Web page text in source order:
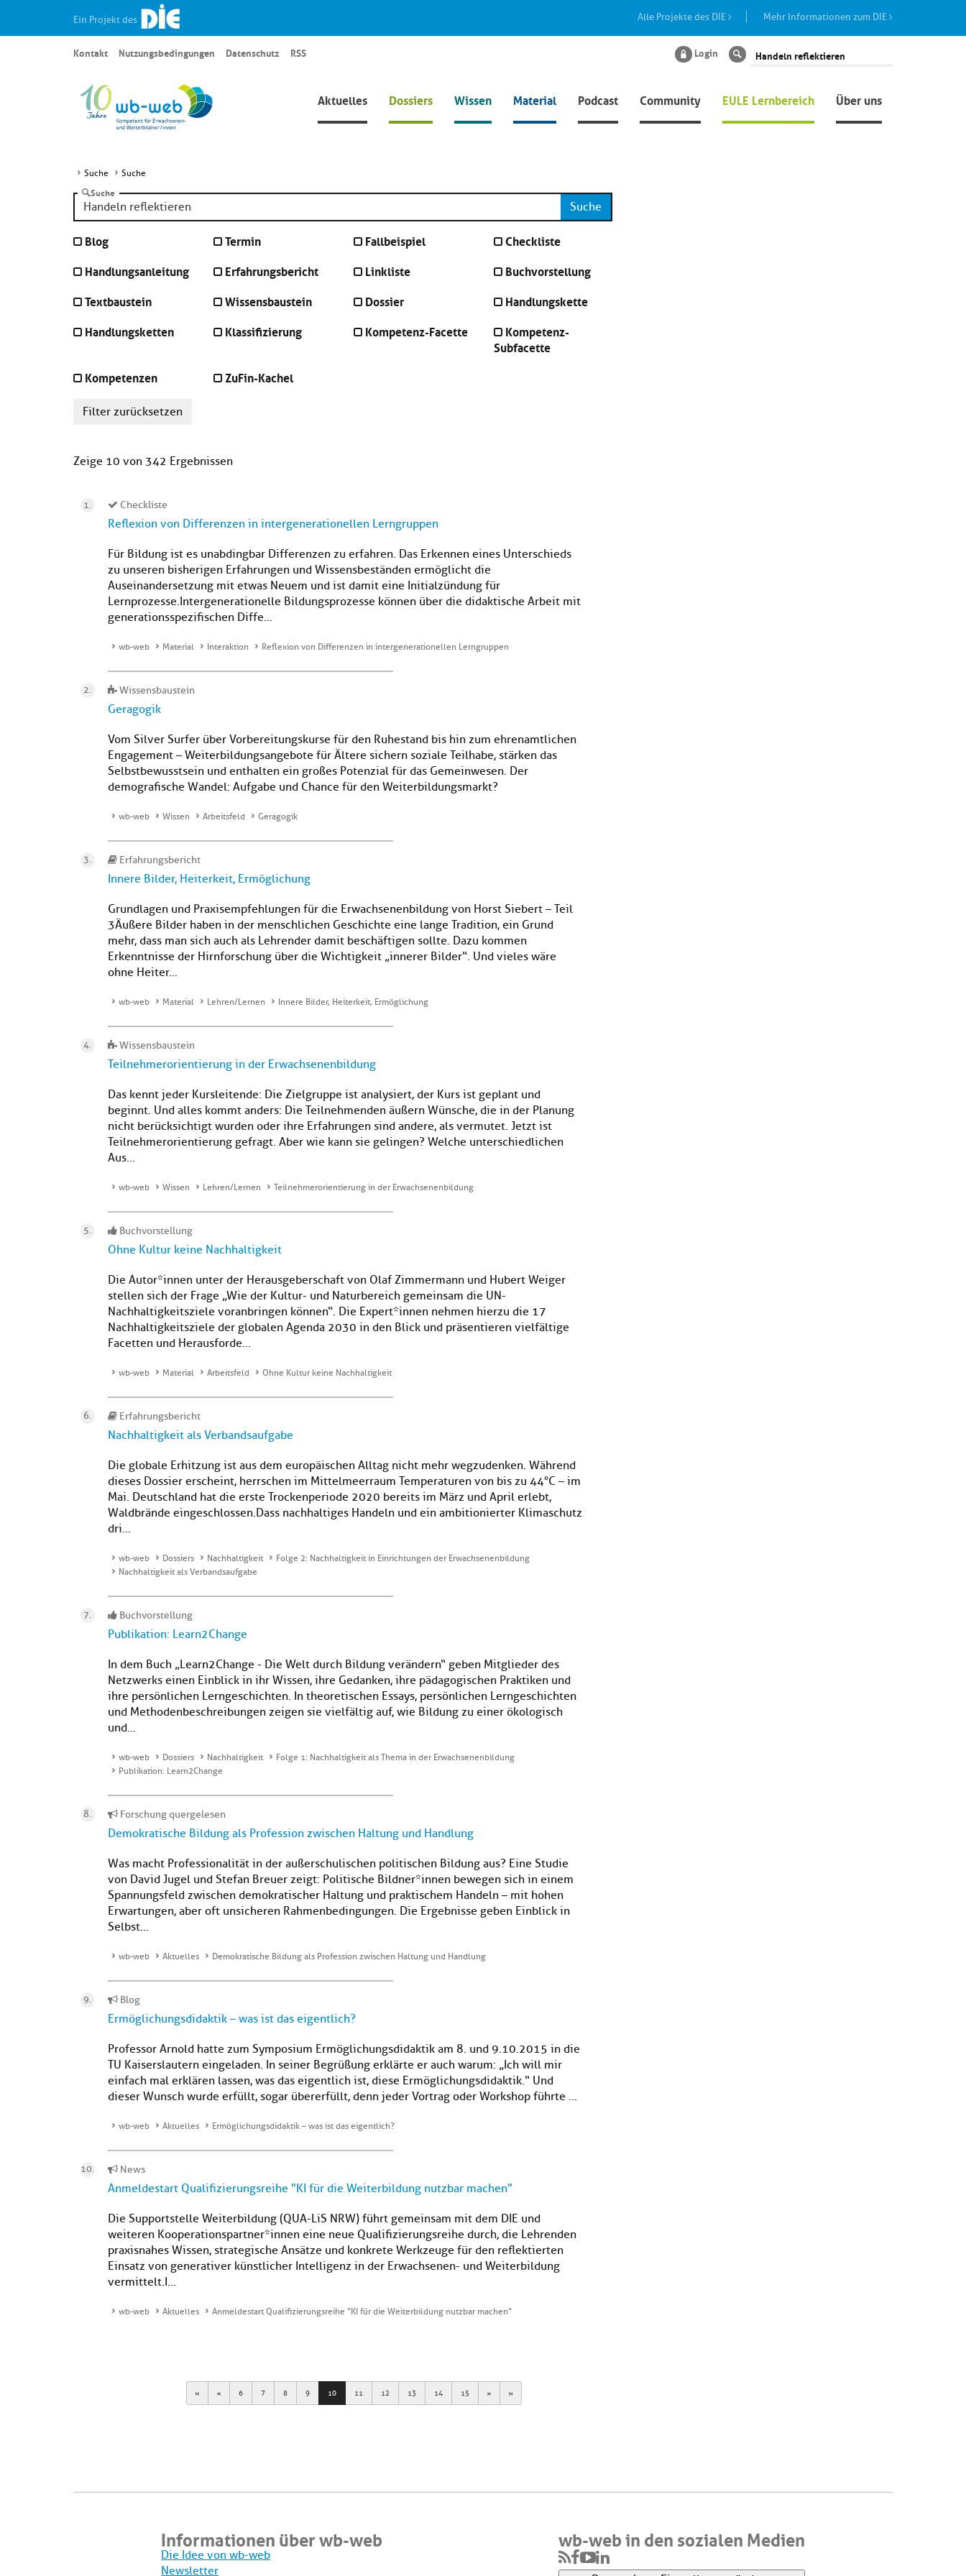
Ein Projekt des Alle Projekte des DIE Mehr Informationen zum DIE
Aktuelles Dossiers Wissen Material Podcast Community EULE Lernbereich Über uns
Kontakt Nutzungsbedingungen Datenschutz RSS Login Suche
Suche Suche
Suche
Suche
Blog Termin Fallbeispiel
Checkliste
Handlungsanleitung
Erfahrungsbericht Linkliste
Buchvorstellung
Textbaustein
Wissensbaustein Dossier
Handlungskette
Handlungsketten
Klassifizierung Kompetenz-Facette
Kompetenz-
Subfacette
Kompetenzen
ZuFin-Kachel
Filter zurücksetzen
Zeige 10 von 342 Ergebnissen
Checkliste
Reflexion von Differenzen in intergenerationellen Lerngruppen
Für Bildung ist es unabdingbar Differenzen zu erfahren. Das Erkennen eines Unterschieds
zu unseren bisherigen Erfahrungen und Wissensbeständen ermöglicht die
Auseinandersetzung mit etwas Neuem und ist damit eine Initialzündung für
Lernprozesse.Intergenerationelle Bildungsprozesse können über die didaktische Arbeit mit
generationsspezifischen Diffe...
wb-web Material Interaktion Reflexion von Differenzen in intergenerationellen Lerngruppen
Wissensbaustein
Geragogik
Vom Silver Surfer über Vorbereitungskurse für den Ruhestand bis hin zum ehrenamtlichen
Engagement – Weiterbildungsangebote für Ältere sichern soziale Teilhabe, stärken das
Selbstbewusstsein und enthalten ein großes Potenzial für das Gemeinwesen. Der
demografische Wandel: Aufgabe und Chance für den Weiterbildungsmarkt?
wb-web Wissen Arbeitsfeld Geragogik
Erfahrungsbericht
Innere Bilder, Heiterkeit, Ermöglichung
Grundlagen und Praxisempfehlungen für die Erwachsenenbildung von Horst Siebert – Teil
3Äußere Bilder haben in der menschlichen Geschichte eine lange Tradition, ein Grund
mehr, dass man sich auch als Lehrender damit beschäftigen sollte. Dazu kommen
Erkenntnisse der Hirnforschung über die Wichtigkeit „innerer Bilder“. Und vieles wäre
ohne Heiter...
wb-web Material Lehren/Lernen Innere Bilder, Heiterkeit, Ermöglichung
Wissensbaustein
Teilnehmerorientierung in der Erwachsenenbildung
Das kennt jeder Kursleitende: Die Zielgruppe ist analysiert, der Kurs ist geplant und
beginnt. Und alles kommt anders: Die Teilnehmenden äußern Wünsche, die in der Planung
nicht berücksichtigt wurden oder ihre Erfahrungen sind andere, als vermutet. Jetzt ist
Teilnehmerorientierung gefragt. Aber wie kann sie gelingen? Welche unterschiedlichen
Aus...
wb-web Wissen Lehren/Lernen Teilnehmerorientierung in der Erwachsenenbildung
Buchvorstellung
Ohne Kultur keine Nachhaltigkeit
Die Autor*innen unter der Herausgeberschaft von Olaf Zimmermann und Hubert Weiger
stellen sich der Frage „Wie der Kultur- und Naturbereich gemeinsam die UN-
Nachhaltigkeitsziele voranbringen können“. Die Expert*innen nehmen hierzu die 17
Nachhaltigkeitsziele der globalen Agenda 2030 in den Blick und präsentieren vielfältige
Facetten und Herausforde...
wb-web Material Arbeitsfeld Ohne Kultur keine Nachhaltigkeit
Erfahrungsbericht
Nachhaltigkeit als Verbandsaufgabe
Die globale Erhitzung ist aus dem europäischen Alltag nicht mehr wegzudenken. Während
dieses Dossier erscheint, herrschen im Mittelmeerraum Temperaturen von bis zu 44°C – im
Mai. Deutschland hat die erste Trockenperiode 2020 bereits im März und April erlebt,
Waldbrände eingeschlossen.Dass nachhaltiges Handeln und ein ambitionierter Klimaschutz
dri...
wb-web Dossiers Nachhaltigkeit
Folge 2: Nachhaltigkeit in Einrichtungen der Erwachsenenbildung
Nachhaltigkeit als Verbandsaufgabe
Buchvorstellung
Publikation: Learn2Change
In dem Buch „Learn2Change - Die Welt durch Bildung verändern“ geben Mitglieder des
Netzwerks einen Einblick in ihr Wissen, ihre Gedanken, ihre pädagogischen Praktiken und
ihre persönlichen Lerngeschichten. In theoretischen Essays, persönlichen Lerngeschichten
und Methodenbeschreibungen zeigen sie vielfältig auf, wie Bildung zu einer ökologisch
und...
wb-web Dossiers Nachhaltigkeit
Folge 1: Nachhaltigkeit als Thema in der Erwachsenenbildung
Publikation: Learn2Change
Forschung quergelesen
Demokratische Bildung als Profession zwischen Haltung und Handlung
Was macht Professionalität in der außerschulischen politischen Bildung aus? Eine Studie
von David Jugel und Stefan Breuer zeigt: Politische Bildner*innen bewegen sich in einem
Spannungsfeld zwischen demokratischer Haltung und praktischem Handeln – mit hohen
Erwartungen, aber oft unsicheren Rahmenbedingungen. Die Ergebnisse geben Einblick in
Selbst...
wb-web Aktuelles Demokratische Bildung als Profession zwischen Haltung und Handlung
Blog
Ermöglichungsdidaktik – was ist das eigentlich?
Professor Arnold hatte zum Symposium Ermöglichungsdidaktik am 8. und 9.10.2015 in die
TU Kaiserslautern eingeladen. In seiner Begrüßung erklärte er auch warum: „Ich will mir
einfach mal erklären lassen, was das eigentlich ist, diese Ermöglichungsdidaktik.“ Und
dieser Wunsch wurde erfüllt, sogar übererfüllt, denn jeder Vortrag oder Workshop führte ...
wb-web Aktuelles Ermöglichungsdidaktik – was ist das eigentlich?
News
Anmeldestart Qualifizierungsreihe "KI für die Weiterbildung nutzbar machen"
Die Supportstelle Weiterbildung (QUA-LiS NRW) führt gemeinsam mit dem DIE und
weiteren Kooperationspartner*innen eine neue Qualifizierungsreihe durch, die Lehrenden
praxisnahes Wissen, strategische Ansätze und konkrete Werkzeuge für den reflektierten
Einsatz von generativer künstlicher Intelligenz in der Erwachsenen- und Weiterbildung
vermittelt.I...
wb-web Aktuelles Anmeldestart Qualifizierungsreihe "KI für die Weiterbildung nutzbar machen"
First Previous
6 7 8 9 10 11 12 13 14 15 Next Last
Informationen über wb-web
Die Idee von wb-web
Newsletter
wb-web in den sozialen Medien